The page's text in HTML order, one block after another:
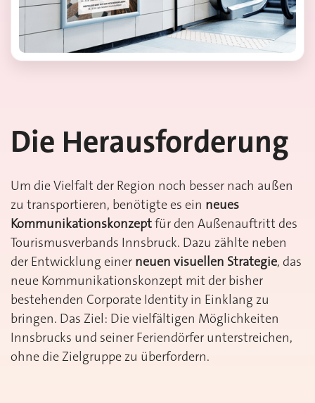
Die Herausforderung
Um die Vielfalt der Region noch besser nach außen
zu transportieren, benötigte es ein neues
Kommunikationskonzeptfür den Außenauftritt des
Tourismusverbands Innsbruck. Dazu zählte neben
der Entwicklung einer neuen visuellen Strategie, das
neue Kommunikationskonzept mit der bisher
bestehenden Corporate Identity in Einklang zu
bringen. Das Ziel: Die vielfältigen Möglichkeiten
Innsbrucks und seiner Feriendörfer unterstreichen,
ohne die Zielgruppe zu überfordern.